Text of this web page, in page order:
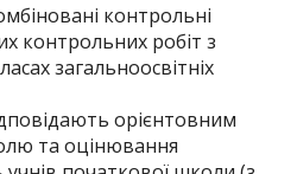
контрольні
контрольних робіт з
загальноосвітніх
орієнтовним
та оцінювання